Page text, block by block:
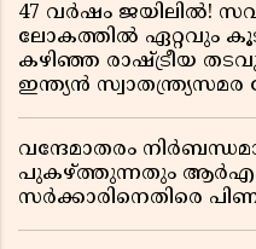
47 വർഷം ജയിലിൽ!
ലോകത്തിൽ ഏറ്റവും
കഴിഞ്ഞ രാഷ്ട്രീയ
ഇന്ത്യൻ
വന്ദേമാതരം
പുകഴ്ത്തുന്നതും
സർക്കാരിനെതിരെ